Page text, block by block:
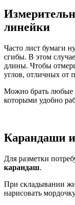
линейки
Часто лист бумаги
сгибы. В этом
длины. Чтобы
углов, отличных от
Можно брать любые
которыми удобно
Карандаши
Для разметки
карандаш.
При складывании
нарисовать